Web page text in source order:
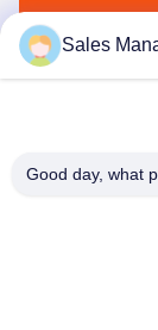
Sales
Good day, what